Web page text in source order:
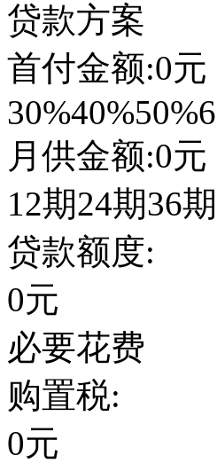
贷款方案
首付金额:0元
30%40%50%
月供金额:0元
12期24期36期
贷款额度:
0元
必要花费
购置税:
0元